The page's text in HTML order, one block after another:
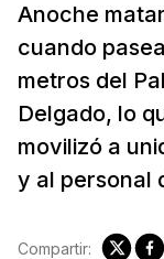
Anoche
cuando
metros del
Delgado, lo
movilizó a
y al personal
Compartir: